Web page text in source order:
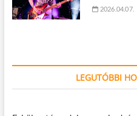
2026.04.07.
LEGUTÓBBI